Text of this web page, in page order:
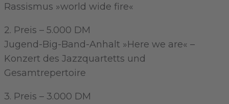
Rassismus »world wide fire«
2. Preis – 5.000 DM
Jugend-Big-Band-Anhalt »Here we are« –
Konzert des Jazzquartetts und
Gesamtrepertoire
3. Preis – 3.000 DM